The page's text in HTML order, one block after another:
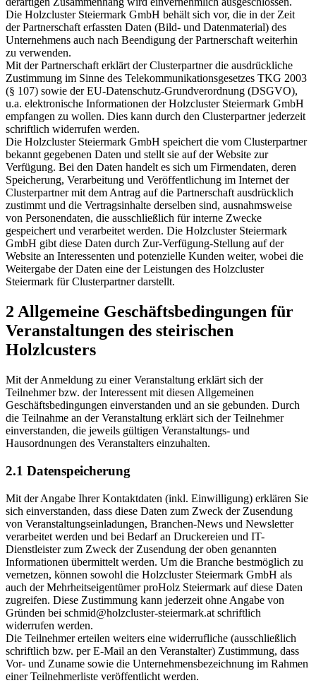
Die Holzcluster Steiermark GmbH behält sich vor, die in der Zeit
der Partnerschaft erfassten Daten (Bild- und Datenmaterial) des
Unternehmens auch nach Beendigung der Partnerschaft weiterhin
zu verwenden.
Mit der Partnerschaft erklärt der Clusterpartner die ausdrückliche
Zustimmung im Sinne des Telekommunikationsgesetzes TKG 2003
(§ 107) sowie der EU-Datenschutz-Grundverordnung (DSGVO),
u.a. elektronische Informationen der Holzcluster Steiermark GmbH
empfangen zu wollen. Dies kann durch den Clusterpartner jederzeit
schriftlich widerrufen werden.
Die Holzcluster Steiermark GmbH speichert die vom Clusterpartner
bekannt gegebenen Daten und stellt sie auf der Website zur
Verfügung. Bei den Daten handelt es sich um Firmendaten, deren
Speicherung, Verarbeitung und Veröffentlichung im Internet der
Clusterpartner mit dem Antrag auf die Partnerschaft ausdrücklich
zustimmt und die Vertragsinhalte derselben sind, ausnahmsweise
von Personendaten, die ausschließlich für interne Zwecke
gespeichert und verarbeitet werden. Die Holzcluster Steiermark
GmbH gibt diese Daten durch Zur-Verfügung-Stellung auf der
Website an Interessenten und potenzielle Kunden weiter, wobei die
Weitergabe der Daten eine der Leistungen des Holzcluster
Steiermark für Clusterpartner darstellt.
2 Allgemeine Geschäftsbedingungen für
Veranstaltungen des steirischen
Holzlcusters
Mit der Anmeldung zu einer Veranstaltung erklärt sich der
Teilnehmer bzw. der Interessent mit diesen Allgemeinen
Geschäftsbedingungen einverstanden und an sie gebunden. Durch
die Teilnahme an der Veranstaltung erklärt sich der Teilnehmer
einverstanden, die jeweils gültigen Veranstaltungs- und
Hausordnungen des Veranstalters einzuhalten.
2.1 Datenspeicherung
Mit der Angabe Ihrer Kontaktdaten (inkl. Einwilligung) erklären Sie
sich einverstanden, dass diese Daten zum Zweck der Zusendung
von Veranstaltungseinladungen, Branchen-News und Newsletter
verarbeitet werden und bei Bedarf an Druckereien und IT-
Dienstleister zum Zweck der Zusendung der oben genannten
Informationen übermittelt werden. Um die Branche bestmöglich zu
vernetzen, können sowohl die Holzcluster Steiermark GmbH als
auch der Mehrheitseigentümer proHolz Steiermark auf diese Daten
zugreifen. Diese Zustimmung kann jederzeit ohne Angabe von
Gründen bei schmid@holzcluster-steiermark.at schriftlich
widerrufen werden.
Die Teilnehmer erteilen weiters eine widerrufliche (ausschließlich
schriftlich bzw. per E-Mail an den Veranstalter) Zustimmung, dass
Vor- und Zuname sowie die Unternehmensbezeichnung im Rahmen
einer Teilnehmerliste veröffentlicht werden.